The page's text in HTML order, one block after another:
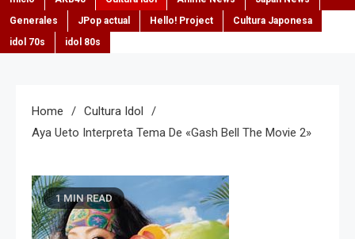
Generales
JPop actual Hello! Project
Cultura Japonesa
idol 70s
idol 80s
Home
Cultura Idol
Aya Ueto Interpreta Tema De «Gash Bell The Movie 2»
1 MIN READ